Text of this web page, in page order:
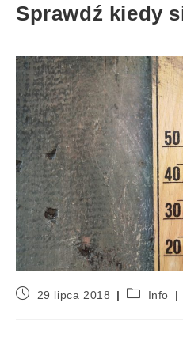
Sprawdź kiedy
29 lipca 2018 Info